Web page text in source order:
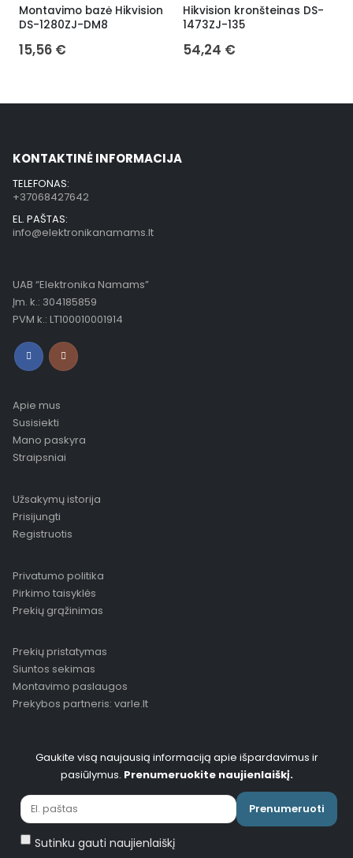
Montavimo bazė Hikvision
DS-1280ZJ-DM8
15,56 €
Hikvision kronšteinas DS-
1473ZJ-135
54,24 €
KONTAKTINĖ INFORMACIJA
TELEFONAS:
+37068427642
EL. PAŠTAS:
info@elektronikanamams.lt
UAB “Elektronika Namams”
Įm. k.: 304185859
PVM k.: LT100010001914
Apie mus
Susisiekti
Mano paskyra
Straipsniai
Užsakymų istorija
Prisijungti
Registruotis
Privatumo politika
Pirkimo taisyklės
Prekių grąžinimas
Prekių pristatymas
Siuntos sekimas
Montavimo paslaugos
Prekybos partneris: varle.lt
Gaukite visą naujausią informaciją apie išpardavimus ir
pasiūlymus. Prenumeruokite naujienlaiškį.
Prenumeruoti
Sutinku gauti naujienlaiškį